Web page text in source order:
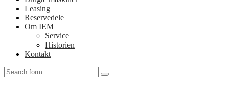
Leasing
Reservedele
Om IEM
Service
Historien
Kontakt
Search